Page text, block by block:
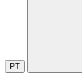
PT